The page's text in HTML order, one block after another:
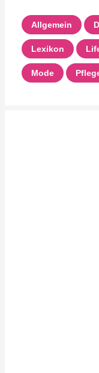
Allgemein
Lexikon
Mode